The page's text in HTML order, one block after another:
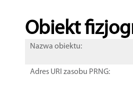
Obiekt
Nazwa obiektu:
Adres URI zasobu PRNG: